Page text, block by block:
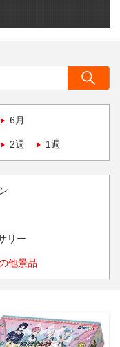
6月
2週 1週
リー
他景品